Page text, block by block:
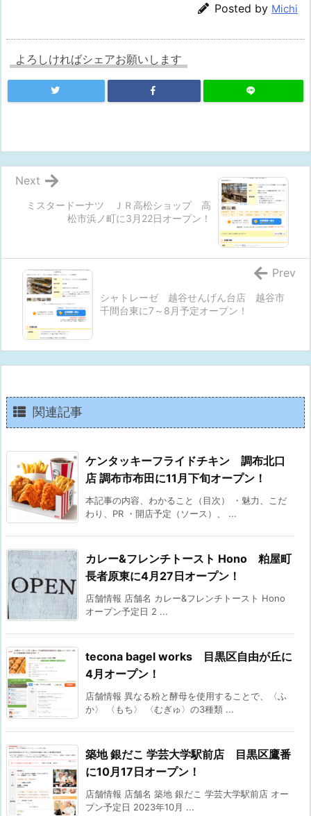
Posted by Michi
よろしければシェアお願いします
ミスタードーナツ ＪＲ高松ショップ 高
松市浜ノ町に3月22日オープン！
Next
シャトレーゼ 越谷せんげん台店 越谷市
千間台東に7～8月予定オープン！
Prev
関連記事
ケンタッキーフライドチキン 調布北口
店 調布市布田に11月下旬オープン！
本記事の内容、わかること（目次） ・魅力、こだ
わり、PR ・開店予定（ソース）、 ...
カレー&フレンチトースト Hono 粕屋町
長者原東に4月27日オープン！
店舗情報 店舗名 カレー&フレンチトースト Hono
オープン予定日 2 ...
tecona bagel works 目黒区自由が丘に
4月オープン！
店舗情報 異なる粉と酵母を使用することで、〈ふ
か〉 〈もち〉 〈むぎゅ〉の3種類 ...
築地 銀だこ 学芸大学駅前店 目黒区鷹番
に10月17日オープン！
店舗情報 店舗名 築地 銀だこ 学芸大学駅前店 オー
プン予定日 2023年10月 ...